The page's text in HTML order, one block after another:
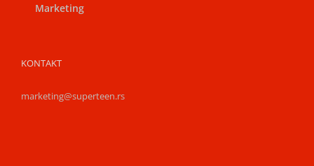
Marketing
KONTAKT
marketing@superteen.rs